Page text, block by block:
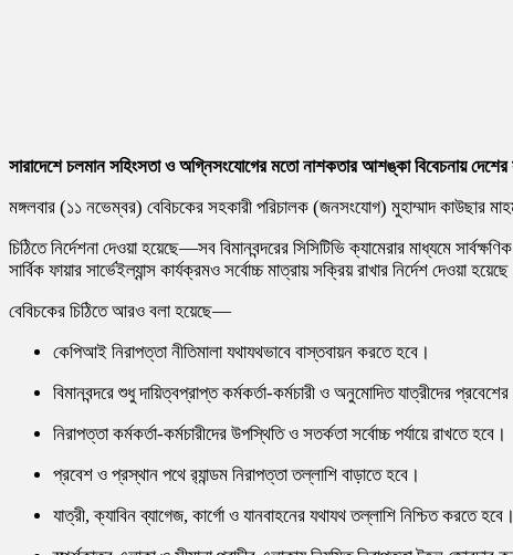
সারাদেশে চলমান সহিংসতা ও অগ্নিসংযোগের মতো নাশকতার আশঙ্কা বিবেচনায় দেশের
মঙ্গলবার (১১ নভেম্বর) বেবিচকের সহকারী পরিচালক (জনসংযোগ) মুহাম্মাদ কাউছার
চিঠিতে নির্দেশনা দেওয়া হয়েছে—সব বিমানবন্দরের সিসিটিভি ক্যামেরার মাধ্যমে
সার্বিক ফায়ার সার্ভেইল্যান্স কার্যক্রমও সর্বোচ্চ মাত্রায় সক্রিয় রাখার নির্দেশ দেওয়া
বেবিচকের চিঠিতে আরও বলা হয়েছে—
কেপিআই নিরাপত্তা নীতিমালা যথাযথভাবে বাস্তবায়ন করতে হবে।
বিমানবন্দরে শুধু দায়িত্বপ্রাপ্ত কর্মকর্তা-কর্মচারী ও অনুমোদিত যাত্রীদের
নিরাপত্তা কর্মকর্তা-কর্মচারীদের উপস্থিতি ও সতর্কতা সর্বোচ্চ পর্যায়ে রাখতে হবে।
প্রবেশ ও প্রস্থান পথে র‌্যান্ডম নিরাপত্তা তল্লাশি বাড়াতে হবে।
যাত্রী, ক্যাবিন ব্যাগেজ, কার্গো ও যানবাহনের যথাযথ তল্লাশি নিশ্চিত করতে হবে।